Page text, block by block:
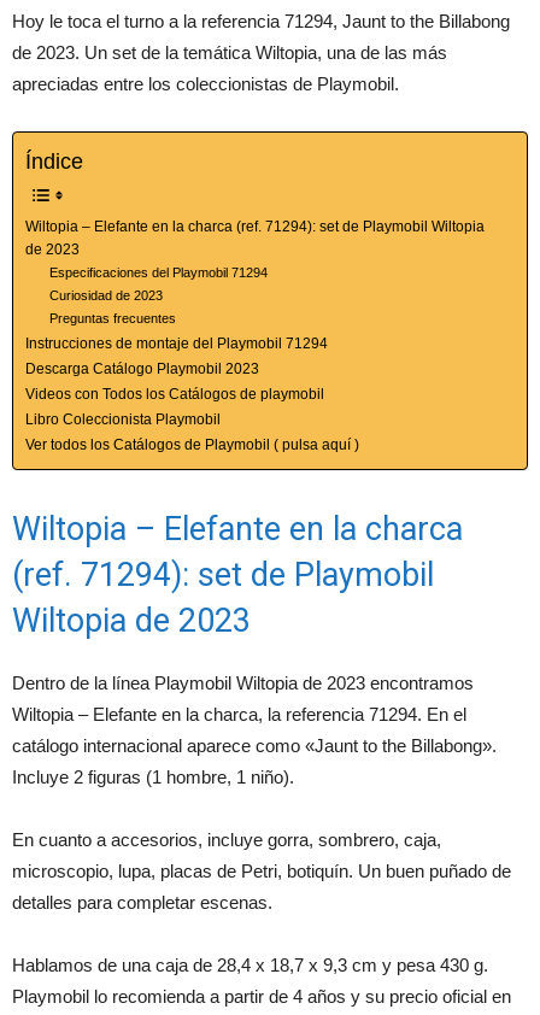
Hoy le toca el turno a la referencia 71294, Jaunt to the Billabong
de 2023. Un set de la temática Wiltopia, una de las más
apreciadas entre los coleccionistas de Playmobil.
Índice
Wiltopia – Elefante en la charca (ref. 71294): set de Playmobil Wiltopia
de 2023
Especificaciones del Playmobil 71294
Curiosidad de 2023
Preguntas frecuentes
Instrucciones de montaje del Playmobil 71294
Descarga Catálogo Playmobil 2023
Videos con Todos los Catálogos de playmobil
Libro Coleccionista Playmobil
Ver todos los Catálogos de Playmobil ( pulsa aquí )
Wiltopia – Elefante en la charca
(ref. 71294): set de Playmobil
Wiltopia de 2023
Dentro de la línea Playmobil Wiltopia de 2023 encontramos
Wiltopia – Elefante en la charca, la referencia 71294. En el
catálogo internacional aparece como «Jaunt to the Billabong».
Incluye 2 figuras (1 hombre, 1 niño).
En cuanto a accesorios, incluye gorra, sombrero, caja,
microscopio, lupa, placas de Petri, botiquín. Un buen puñado de
detalles para completar escenas.
Hablamos de una caja de 28,4 x 18,7 x 9,3 cm y pesa 430 g.
Playmobil lo recomienda a partir de 4 años y su precio oficial en